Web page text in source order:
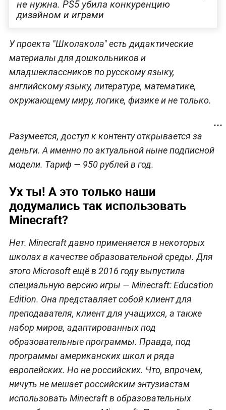
не нужна. PS5 убила конкуренцию
дизайном и играми
У проекта "Школакола" есть дидактические
материалы для дошкольников и
младшеклассников по русскому языку,
английскому языку, литературе, математике,
окружающему миру, логике, физике и не только.
Разумеется, доступ к контенту открывается за
деньги. А именно по актуальной ныне подписной
модели. Тариф — 950 рублей в год.
Ух ты! А это только наши
додумались так использовать
Minecraft?
Нет. Minecraft давно применяется в некоторых
школах в качестве образовательной среды. Для
этого Microsoft ещё в 2016 году выпустила
специальную версию игры — Minecraft: Education
Edition. Она представляет собой клиент для
преподавателя, клиент для учащихся, а также
набор миров, адаптированных под
образовательные программы. Правда, под
программы американских школ и ряда
европейских. Но не российских. Что, впрочем,
ничуть не мешает российским энтузиастам
использовать Minecraft в образовательных